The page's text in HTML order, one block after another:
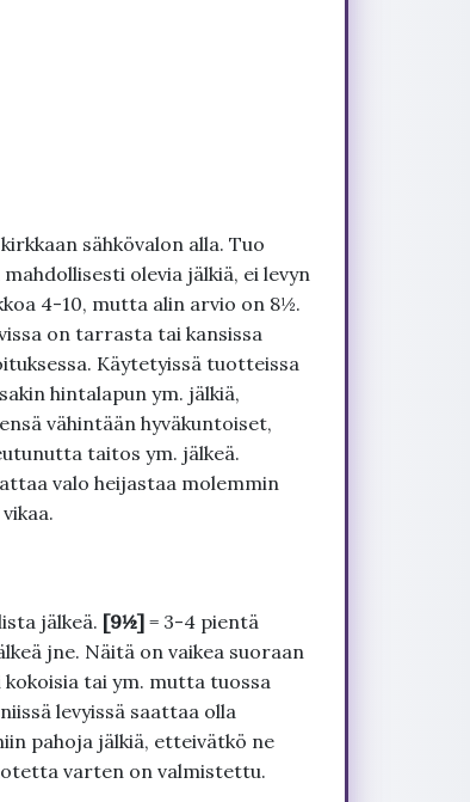
sähkövalon alla. Tuo
olevia jälkiä, ei levyn
4-10, mutta alin arvio on 8½.
on tarrasta tai kansissa
Käytetyissä tuotteissa
hintalapun ym. jälkiä,
vähintään hyväkuntoiset,
taitos ym. jälkeä.
valo heijastaa molemmin
jälkeä. [9½]= 3-4 pientä
jne. Näitä on vaikea suoraan
tai ym. mutta tuossa
levyissä saattaa olla
pahoja jälkiä, etteivätkö ne
varten on valmistettu.